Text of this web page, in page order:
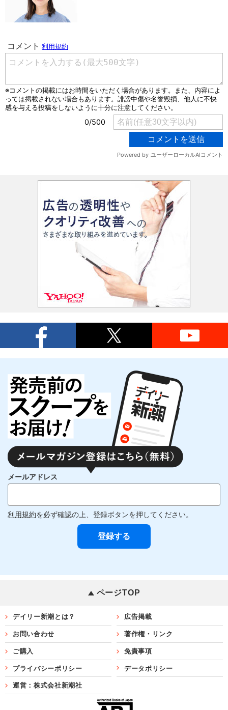
メールアドレス
利用規約を必ず確認の上、登録ボタンを押してください。
ページTOP
デイリー新潮とは？ 広告掲載
お問い合わせ 著作権・リンク
ご購入 免責事項
プライバシーポリシー データポリシー
運営：株式会社新潮社